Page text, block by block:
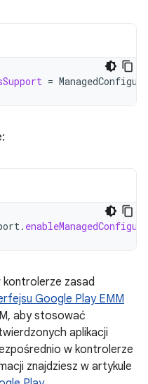
=
.
kontrolerze zasad
Google Play EMM
aby stosować
aplikacji
w kontrolerze
znajdziesz w artykule